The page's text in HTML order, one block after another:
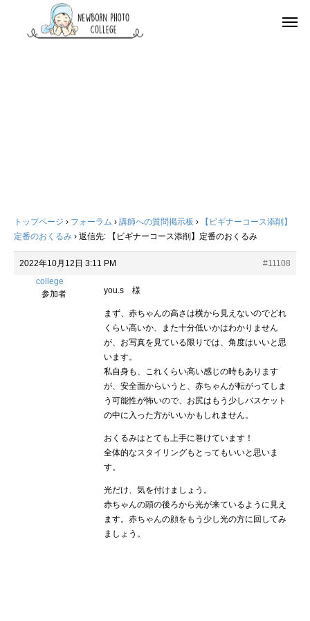
トップページ › フォーラム › 講師への質問掲示板 ›
【ビギナーコース添削】
定番のおくるみ › 返信先: 【ビギナーコース添削】定番のおくるみ
2022年10月12日 3:11 PM
#11108
college
参加者
you.s 様
まず、赤ちゃんの高さは横から見えないのでどれ
くらい高いか、また十分低いかはわかりません
が、お写真を見ている限りでは、角度はいいと思
います。
私自身も、これくらい高い感じの時もあります
が、安全面からいうと、赤ちゃんが転がってしま
う可能性が怖いので、お尻はもう少しバスケット
の中に入った方がいいかもしれません。
おくるみはとても上手に巻けています！
全体的なスタイリングもとってもいいと思いま
す。
光だけ、気を付けましょう。
赤ちゃんの頭の後ろから光が来ているように見え
ます。赤ちゃんの顔をもう少し光の方に回してみ
ましょう。